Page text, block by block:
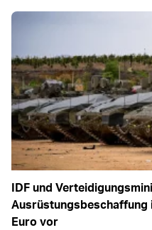
IDF und
Ausrüstungsbeschaffung
Euro vor